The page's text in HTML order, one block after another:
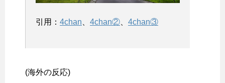
引用： 4chan 4chan② 4chan③
(海外の反応)